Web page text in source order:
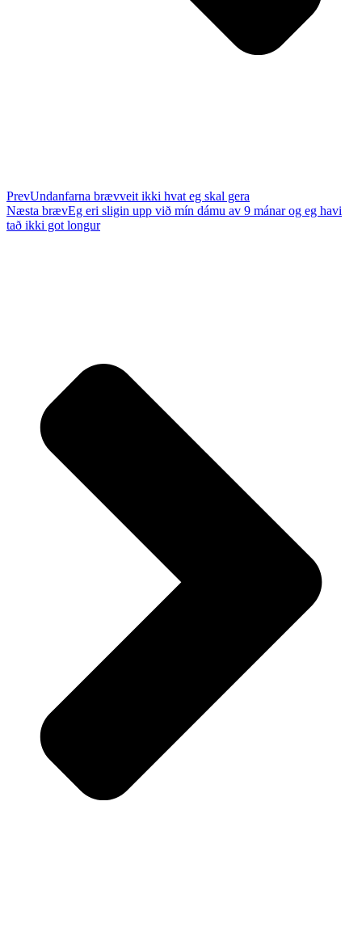
PrevUndanfarna brævveit ikki hvat eg skal gera
Næsta brævEg eri sligin upp við mín dámu av 9 mánar og eg havi
tað ikki got longur